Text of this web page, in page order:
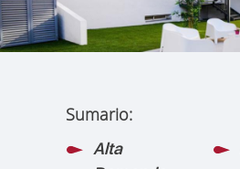
Sumario:
Alta